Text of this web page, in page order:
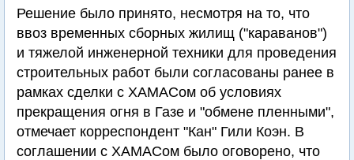
Решение было принято, несмотря на то, что
ввоз временных сборных жилищ ("караванов")
и тяжелой инженерной техники для проведения
строительных работ были согласованы ранее в
рамках сделки с ХАМАСом об условиях
прекращения огня в Газе и "обмене пленными",
отмечает корреспондент "Кан" Гили Коэн. В
соглашении с ХАМАСом было оговорено, что